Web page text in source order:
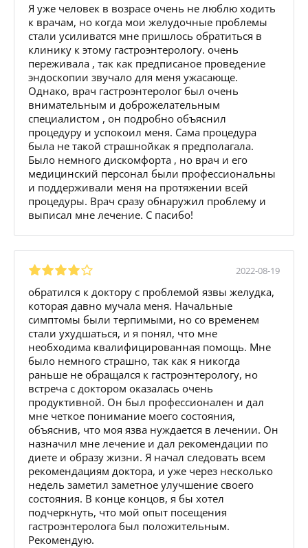
Я уже человек в возрасе очень не люблю ходить
к врачам, но когда мои желудочные проблемы
стали усиливатся мне пришлось обратиться в
клинику к этому гастроэнтерологу. очень
переживала , так как предписаное проведение
эндоскопии звучало для меня ужасающе.
Однако, врач гастроэнтеролог был очень
внимательным и доброжелательным
специалистом , он подробно объяснил
процедуру и успокоил меня. Сама процедура
была не такой страшнойкак я предполагала.
Было немного дискомфорта , но врач и его
медицинский персонал были профессиональны
и поддерживали меня на протяжении всей
процедуры. Врач сразу обнаружил проблему и
выписал мне лечение. С пасибо!
2022-08-19
обратился к доктору с проблемой язвы желудка,
которая давно мучала меня. Начальные
симптомы были терпимыми, но со временем
стали ухудшаться, и я понял, что мне
необходима квалифицированная помощь. Мне
было немного страшно, так как я никогда
раньше не обращался к гастроэнтерологу, но
встреча с доктором оказалась очень
продуктивной. Он был профессионален и дал
мне четкое понимание моего состояния,
объяснив, что моя язва нуждается в лечении. Он
назначил мне лечение и дал рекомендации по
диете и образу жизни. Я начал следовать всем
рекомендациям доктора, и уже через несколько
недель заметил заметное улучшение своего
состояния. В конце концов, я бы хотел
подчеркнуть, что мой опыт посещения
гастроэнтеролога был положительным.
Рекомендую.